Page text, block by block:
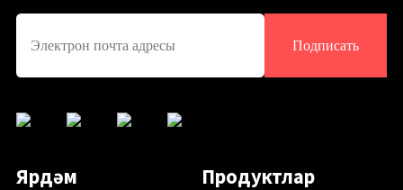
Подписать
Ярдәм Продуктлар